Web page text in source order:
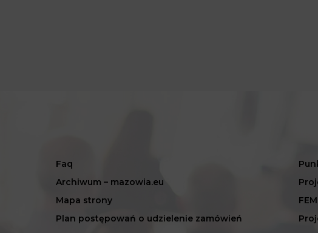
Faq
Archiwum – mazowia.eu
Mapa strony
Plan postępowań o udzielenie zamówień